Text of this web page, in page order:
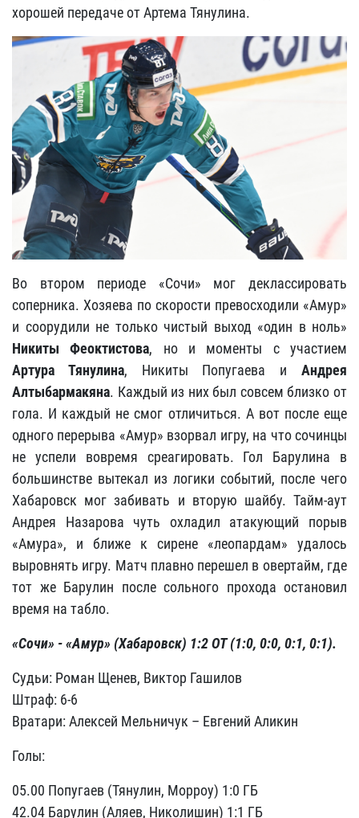
хорошей передаче от Артема Тянулина.
Во втором периоде «Сочи» мог деклассировать
соперника. Хозяева по скорости превосходили «Амур»
и соорудили не только чистый выход «один в ноль»
Никиты Феоктистова, но и моменты с участием
Артура Тянулина, Никиты Попугаева иАндрея
Алтыбармакяна. Каждый из них был совсем близко от
гола. И каждый не смог отличиться. А вот после еще
одного перерыва «Амур» взорвал игру, на что сочинцы
не успели вовремя среагировать. Гол Барулина в
большинстве вытекал из логики событий, после чего
Хабаровск мог забивать и вторую шайбу. Тайм-аут
Андрея Назарова чуть охладил атакующий порыв
«Амура», и ближе к сирене «леопардам» удалось
выровнять игру. Матч плавно перешел в овертайм, где
тот же Барулин после сольного прохода остановил
время на табло.
«Сочи» - «Амур» (Хабаровск) 1:2 ОТ (1:0, 0:0, 0:1, 0:1).
Судьи: Роман Щенев, Виктор Гашилов
Штраф: 6-6
Вратари: Алексей Мельничук – Евгений Аликин
Голы:
05.00 Попугаев (Тянулин, Морроу) 1:0 ГБ
42.04 Барулин (Аляев, Николишин) 1:1 ГБ